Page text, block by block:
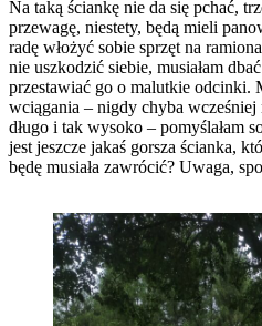
Na taką ściankę nie da się pchać,
przewagę, niestety, będą mieli
radę włożyć sobie sprzęt na
nie uszkodzić siebie, musiałam
przestawiać go o malutkie odcinki.
wciągania – nigdy chyba wcześniej
długo i tak wysoko – pomyślałam
jest jeszcze jakaś gorsza ścianka,
będę musiała zawrócić? Uwaga,